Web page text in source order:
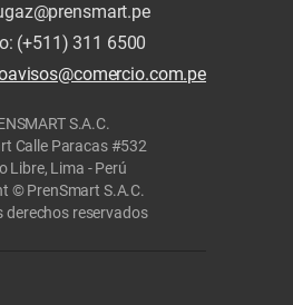
(+511) 311 6500
S.A.C.
Calle Paracas #532
Libre, Lima - Perú
© PrenSmart S.A.C.
derechos reservados